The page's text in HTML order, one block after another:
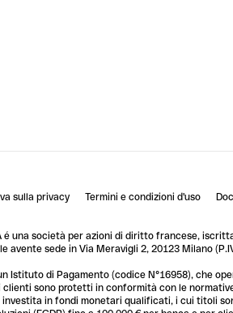
sulla privacy Termini e condizioni d'uso
é una società per azioni di diritto francese,
avente sede in Via Meravigli 2, 20123 Milano
Istituto di Pagamento (codice N°16958), che
clienti sono protetti in conformità con le
investita in fondi monetari qualificati, i cui titoli